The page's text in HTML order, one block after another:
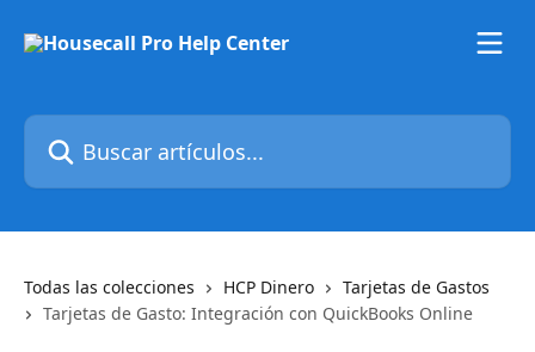
Buscar artículos...
Todas las colecciones HCP Dinero
Tarjetas de Gastos
Tarjetas de Gasto: Integración con QuickBooks Online